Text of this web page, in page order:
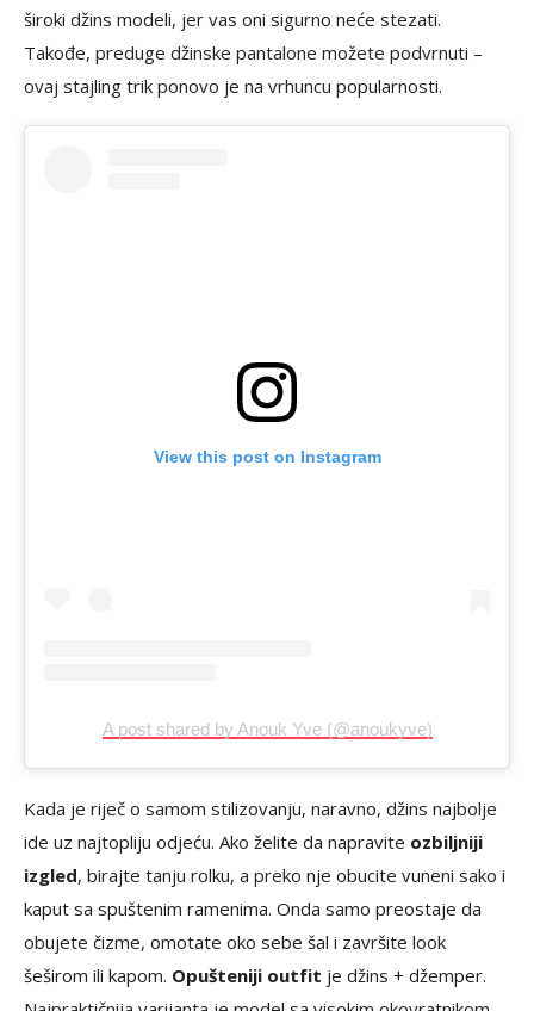
široki džins modeli, jer vas oni sigurno neće stezati.
Takođe, preduge džinske pantalone možete podvrnuti –
ovaj stajling trik ponovo je na vrhuncu popularnosti.
View this post on Instagram
A post shared by Anouk Yve (@anoukyve)
Kada je riječ o samom stilizovanju, naravno, džins najbolje
ide uz najtopliju odjeću. Ako želite da napravite ozbiljniji
izgled, birajte tanju rolku, a preko nje obucite vuneni sako i
kaput sa spuštenim ramenima. Onda samo preostaje da
obujete čizme, omotate oko sebe šal i završite look
šeširom ili kapom. Opušteniji outfit je džins + džemper.